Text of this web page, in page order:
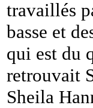
travaillés
basse et
qui est du
retrouvait
Sheila